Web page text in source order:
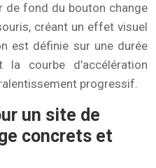
de fond du bouton change
créant un effet visuel
est définie sur une durée
courbe d’accélération
progressif.
un site de
concrets et